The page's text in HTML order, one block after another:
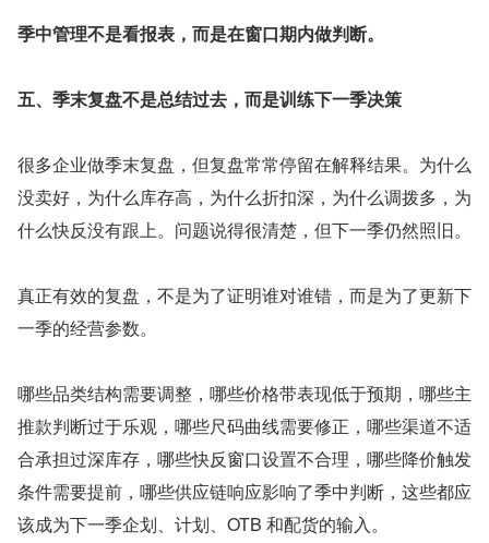
季中管理不是看报表，而是在窗口期内做判断。
五、季末复盘不是总结过去，而是训练下一季决策
很多企业做季末复盘，但复盘常常停留在解释结果。为什么
没卖好，为什么库存高，为什么折扣深，为什么调拨多，为
什么快反没有跟上。问题说得很清楚，但下一季仍然照旧。
真正有效的复盘，不是为了证明谁对谁错，而是为了更新下
一季的经营参数。
哪些品类结构需要调整，哪些价格带表现低于预期，哪些主
推款判断过于乐观，哪些尺码曲线需要修正，哪些渠道不适
合承担过深库存，哪些快反窗口设置不合理，哪些降价触发
条件需要提前，哪些供应链响应影响了季中判断，这些都应
该成为下一季企划、计划、OTB 和配货的输入。